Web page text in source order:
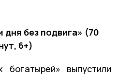
дня без подвига» (70
6+)
выпустили